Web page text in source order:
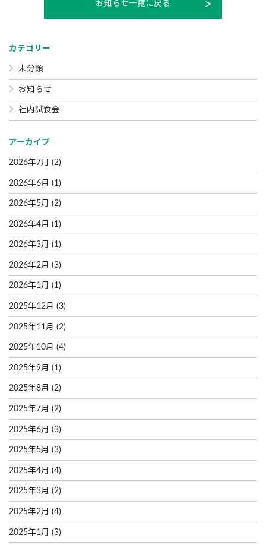
お知らせ一覧に戻る
カテゴリー
未分類
お知らせ
社内試食会
アーカイブ
2026年7月 (2)
2026年6月 (1)
2026年5月 (2)
2026年4月 (1)
2026年3月 (1)
2026年2月 (3)
2026年1月 (1)
2025年12月 (3)
2025年11月 (2)
2025年10月 (4)
2025年9月 (1)
2025年8月 (2)
2025年7月 (2)
2025年6月 (3)
2025年5月 (3)
2025年4月 (4)
2025年3月 (2)
2025年2月 (4)
2025年1月 (3)